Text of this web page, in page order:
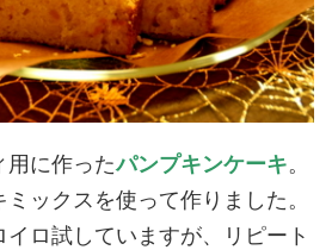
用に作ったパンプキンケーキ。
ックスを使って作りました。
ロ試していますが、リピート